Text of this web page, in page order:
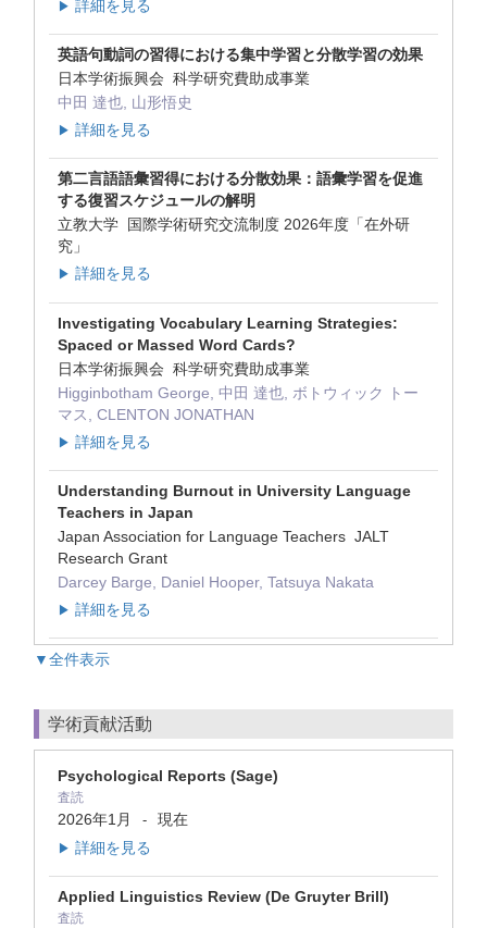
▶ 詳細を見る
英語句動詞の習得における集中学習と分散学習の効果
日本学術振興会 科学研究費助成事業
中田 達也, 山形悟史
▶ 詳細を見る
第二言語語彙習得における分散効果：語彙学習を促進
する復習スケジュールの解明
立教大学 国際学術研究交流制度 2026年度「在外研
究」
▶ 詳細を見る
Investigating Vocabulary Learning Strategies:
Spaced or Massed Word Cards?
日本学術振興会 科学研究費助成事業
Higginbotham George, 中田 達也, ボトウィック トー
マス, CLENTON JONATHAN
▶ 詳細を見る
Understanding Burnout in University Language
Teachers in Japan
Japan Association for Language Teachers JALT
Research Grant
Darcey Barge, Daniel Hooper, Tatsuya Nakata
▶ 詳細を見る
▼全件表示
学術貢献活動
Psychological Reports (Sage)
査読
2026年1月 - 現在
▶ 詳細を見る
Applied Linguistics Review (De Gruyter Brill)
査読